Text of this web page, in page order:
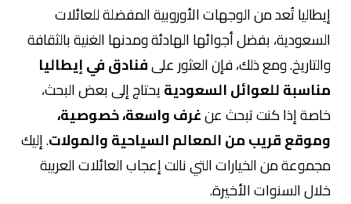
إيطاليا تُعد من الوجهات الأوروبية المفضلة للعائلات
السعودية، بفضل أجوائها الهادئة ومدنها الغنية بالثقافة
والتاريخ. ومع ذلك، فإن العثور علىفنادق في إيطاليا
مناسبة للعوائل السعوديةيحتاج إلى بعض البحث،
خاصة إذا كنت تبحث عنغرف واسعة، خصوصية،
وموقع قريب من المعالم السياحية والمولات. إليك
مجموعة من الخيارات التي نالت إعجاب العائلات العربية
خلال السنوات الأخيرة.